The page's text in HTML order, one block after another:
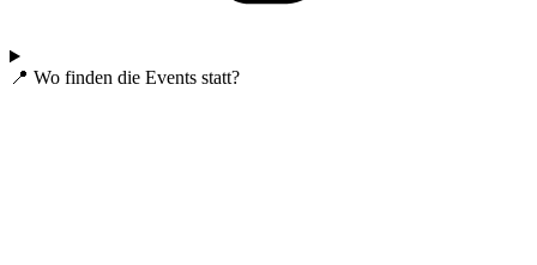
📍 Wo finden die Events statt?